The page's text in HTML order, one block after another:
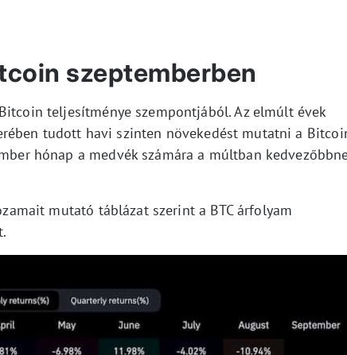
szeptemberben
teljesítménye szempontjából. Az elmúlt évek
tudott havi szinten növekedést mutatni a
hónap a medvék számára a múltban
mutató táblázat szerint a BTC árfolyam